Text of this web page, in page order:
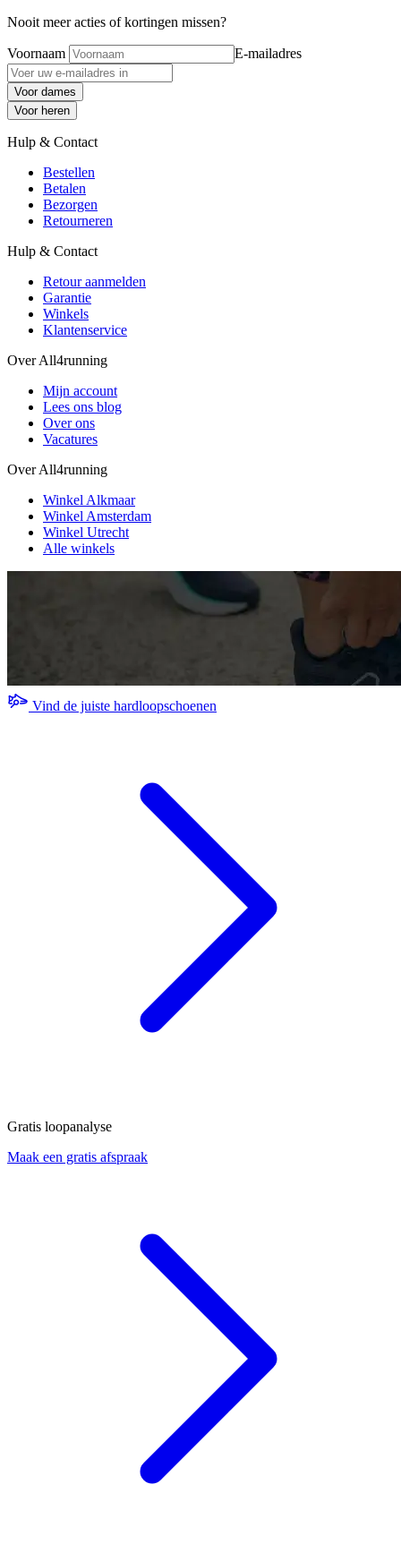
Nooit meer acties of kortingen missen?
Voornaam E-mailadres
Voor dames
Voor heren
Hulp & Contact
Bestellen
Betalen
Bezorgen
Retourneren
Hulp & Contact
Retour aanmelden
Garantie
Winkels
Klantenservice
Over All4running
Mijn account
Lees ons blog
Over ons
Vacatures
Over All4running
Winkel Alkmaar
Winkel Amsterdam
Winkel Utrecht
Alle winkels
Vind de juiste hardloopschoenen
Gratis loopanalyse
Maak een gratis afspraak